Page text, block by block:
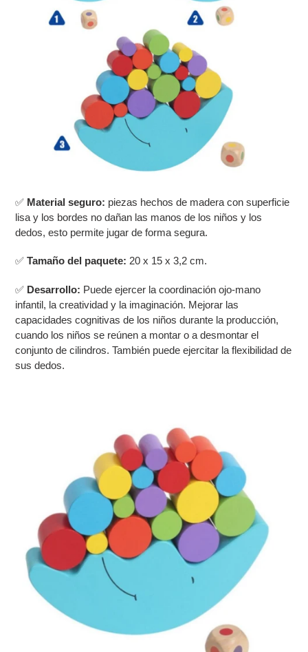
✅ Material seguro: piezas hechos de madera con superficie
lisa y los bordes no dañan las manos de los niños y los
dedos, esto permite jugar de forma segura.
✅ Tamaño del paquete: 20 x 15 x 3,2 cm.
✅ Desarrollo: Puede ejercer la coordinación ojo-mano
infantil, la creatividad y la imaginación. Mejorar las
capacidades cognitivas de los niños durante la producción,
cuando los niños se reúnen a montar o a desmontar el
conjunto de cilindros. También puede ejercitar la flexibilidad de
sus dedos.